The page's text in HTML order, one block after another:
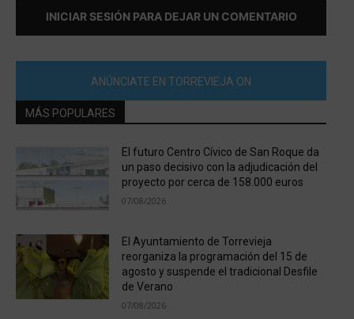
INICIAR SESIÓN PARA DEJAR UN COMENTARIO
ANÚNCIATE EN TORREVIEJA ON
MÁS POPULARES
El futuro Centro Cívico de San Roque da
un paso decisivo con la adjudicación del
proyecto por cerca de 158.000 euros
07/08/2026
El Ayuntamiento de Torrevieja
reorganiza la programación del 15 de
agosto y suspende el tradicional Desfile
de Verano
07/08/2026